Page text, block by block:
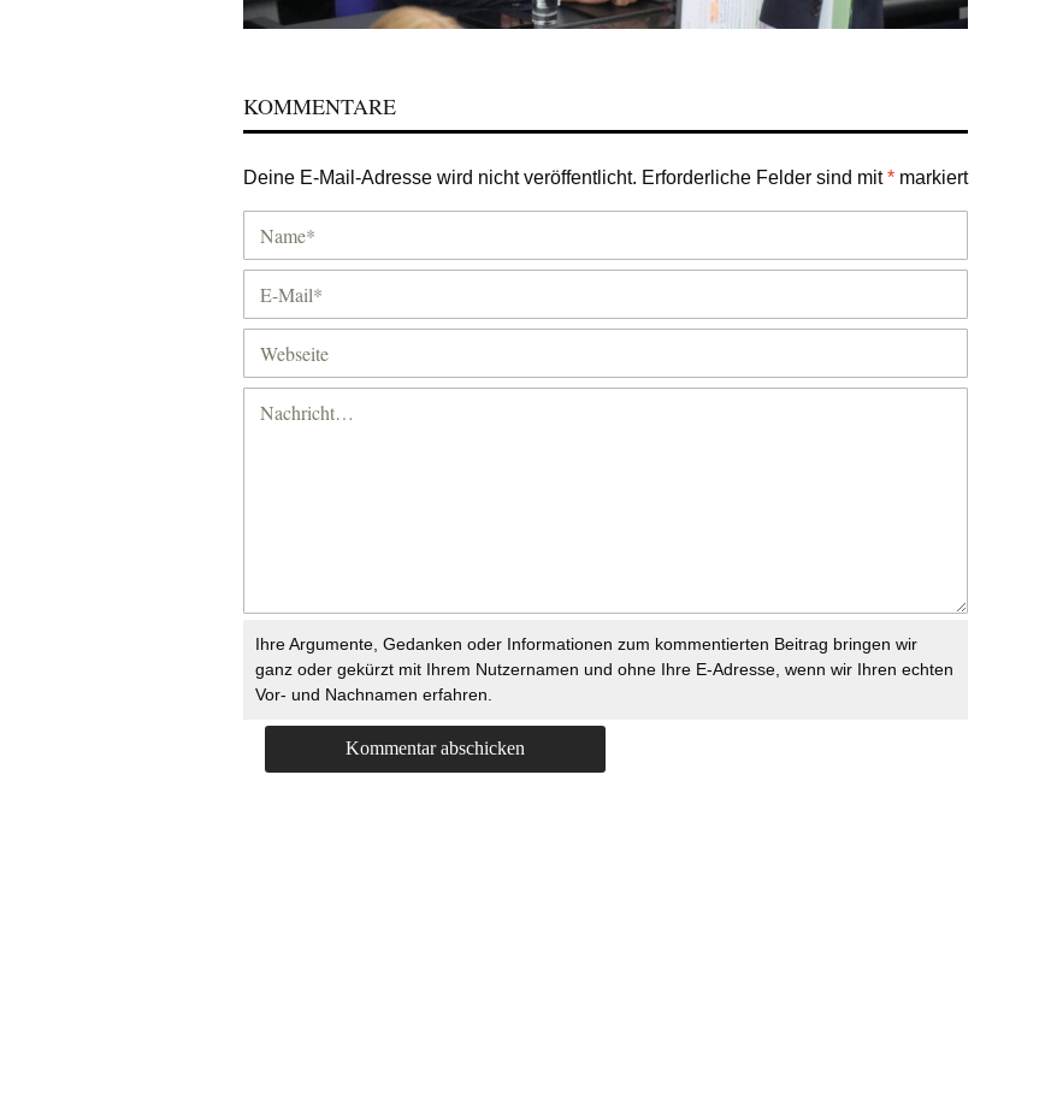
KOMMENTARE
Deine E-Mail-Adresse wird nicht veröffentlicht. Erforderliche Felder sind mit* markiert
Ihre Argumente, Gedanken oder Informationen zum kommentierten Beitrag bringen wir
ganz oder gekürzt mit Ihrem Nutzernamen und ohne Ihre E-Adresse, wenn wir Ihren echten
Vor- und Nachnamen erfahren.